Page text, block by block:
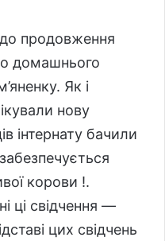
продовження
домашнього
Як і
нову
інтернату бачили
корови !.
ці свідчення —
цих свідчень